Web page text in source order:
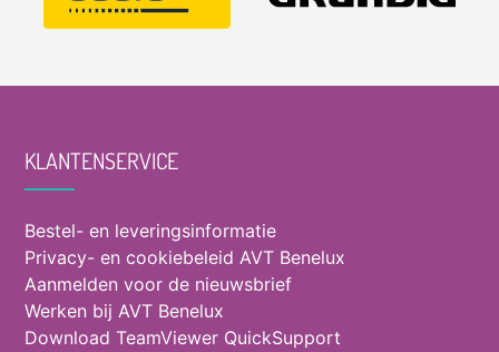
KLANTENSERVICE
Bestel- en leveringsinformatie
Privacy- en cookiebeleid AVT Benelux
Aanmelden voor de nieuwsbrief
Werken bij AVT Benelux
Download TeamViewer QuickSupport